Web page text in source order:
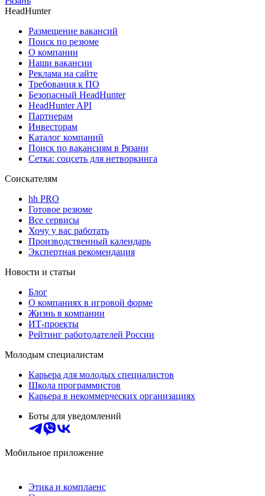
HeadHunter
Размещение вакансий
Поиск по резюме
О компании
Наши вакансии
Реклама на сайте
Требования к ПО
Безопасный HeadHunter
HeadHunter API
Партнерам
Инвесторам
Каталог компаний
Поиск по вакансиям в Рязани
Сетка: соцсеть для нетворкинга
Соискателям
hh PRO
Готовое резюме
Все сервисы
Хочу у вас работать
Производственный календарь
Экспертная рекомендация
Новости и статьи
Блог
О компаниях в игровой форме
Жизнь в компании
ИТ-проекты
Рейтинг работодателей России
Молодым специалистам
Карьера для молодых специалистов
Школа программистов
Карьера в некоммерческих организациях
Боты для уведомлений
Мобильное приложение
Этика и комплаенс